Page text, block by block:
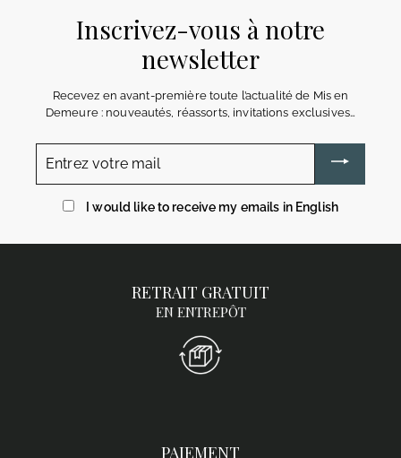
Inscrivez-vous à notre
newsletter
Recevez en avant-première toute l’actualité de Mis en
Demeure : nouveautés, réassorts, invitations exclusives…
I would like to receive my emails in English
RETRAIT GRATUIT
EN ENTREPÔT
PAIEMENT